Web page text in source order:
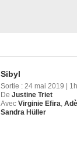
Sibyl
Sortie : 24 mai 2019 |
De Justine Triet
Avec Virginie Efira
Sandra Hüller